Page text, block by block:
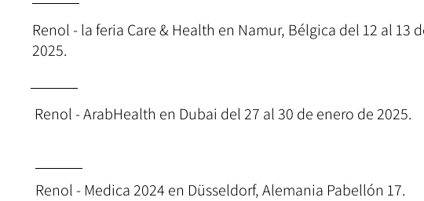
Renol - la feria Care & Health en Namur, Bélgica del 12 al 13
2025.
Renol - ArabHealth en Dubai del 27 al 30 de enero de 2025.
Renol - Medica 2024 en Düsseldorf, Alemania Pabellón 17.